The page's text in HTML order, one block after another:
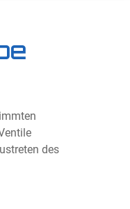
des